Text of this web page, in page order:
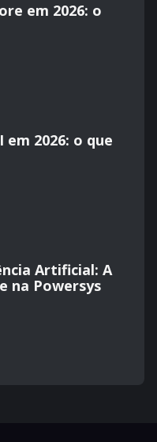
em 2026: o
em 2026: o que
Artificial: A
na Powersys